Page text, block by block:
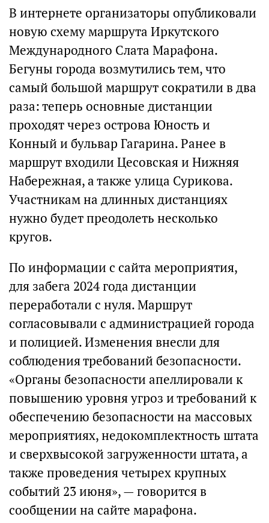
В интернете организаторы опубликовали
новую схему маршрута Иркутского
Международного Слата Марафона.
Бегуны города возмутились тем, что
самый большой маршрут сократили в два
раза: теперь основные дистанции
проходят через острова Юность и
Конный и бульвар Гагарина. Ранее в
маршрут входили Цесовская и Нижняя
Набережная, а также улица Сурикова.
Участникам на длинных дистанциях
нужно будет преодолеть несколько
кругов.
По информации с сайта мероприятия,
для забега 2024 года дистанции
переработали с нуля. Маршрут
согласовывали с администрацией города
и полицией. Изменения внесли для
соблюдения требований безопасности.
«Органы безопасности апеллировали к
повышению уровня угроз и требований к
обеспечению безопасности на массовых
мероприятиях, недокомплектность штата
и сверхвысокой загруженности штата, а
также проведения четырех крупных
событий 23 июня», — говорится в
сообщении на сайте марафона.